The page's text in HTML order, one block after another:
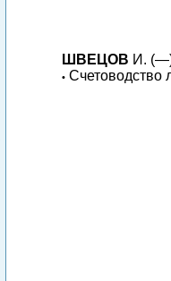
ШВЕЦОВ И.
• Счетоводство